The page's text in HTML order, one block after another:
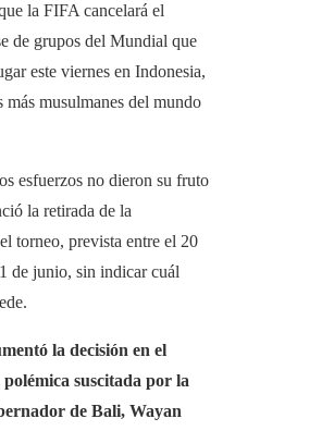
la FIFA cancelará el
de grupos del Mundial que
este viernes en Indonesia,
más musulmanes del mundo
esfuerzos no dieron su fruto
la retirada de la
torneo, prevista entre el 20
de junio, sin indicar cuál
la decisión en el
suscitada por la
de Bali, Wayan